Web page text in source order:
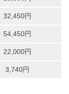
32,450円
54,450円
22,000円
3,740円